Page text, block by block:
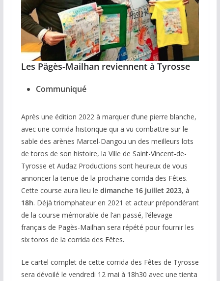
Les Pägès-Mailhan reviennent à Tyrosse
Communiqué
Après une édition 2022 à marquer d’une pierre blanche,
avec une corrida historique qui a vu combattre sur le
sable des arènes Marcel-Dangou un des meilleurs lots
de toros de son histoire, la Ville de Saint-Vincent-de-
Tyrosse et Audaz Productions sont heureux de vous
annoncer la tenue de la prochaine corrida des Fêtes.
Cette course aura lieu le dimanche 16 juillet 2023, à
18h. Déjà triomphateur en 2021 et acteur prépondérant
de la course mémorable de l’an passé, l’élevage
français de Pagès-Mailhan sera répété pour fournir les
six toros de la corrida des Fêtes.
Le cartel complet de cette corrida des Fêtes de Tyrosse
sera dévoilé le vendredi 12 mai à 18h30 avec une tienta